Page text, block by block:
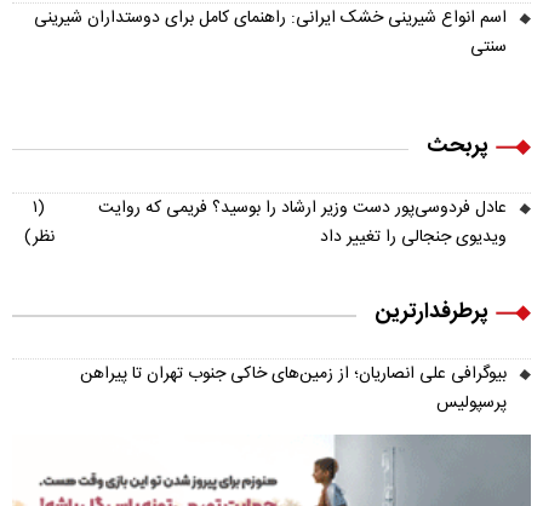
اسم انواع شیرینی خشک ایرانی: راهنمای کامل برای دوستداران شیرینی
سنتی
پربحث
عادل فردوسی‌پور دست وزیر ارشاد را بوسید؟ فریمی که روایت
ویدیوی جنجالی را تغییر داد
(۱
نظر)
پرطرفدارترین
بیوگرافی علی انصاریان؛ از زمین‌های خاکی جنوب تهران تا پیراهن
پرسپولیس